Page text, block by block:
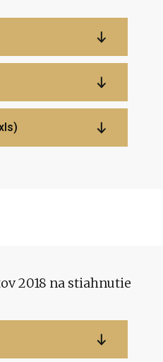
2018 na stiahnutie